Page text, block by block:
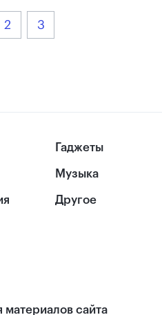
2 3
Гаджеты
Музыка
Другое
материалов сайта